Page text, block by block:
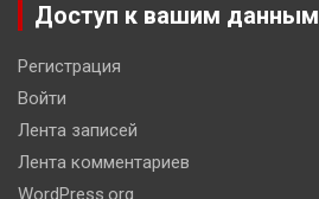
Доступ к вашим данным
Регистрация
Войти
Лента записей
Лента комментариев